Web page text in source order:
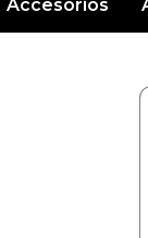
Accesorios